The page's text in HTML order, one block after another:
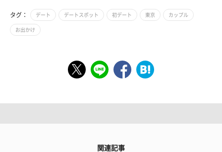
タグ： デート デートスポット 初デート 東京 カップル
お出かけ
関連記事